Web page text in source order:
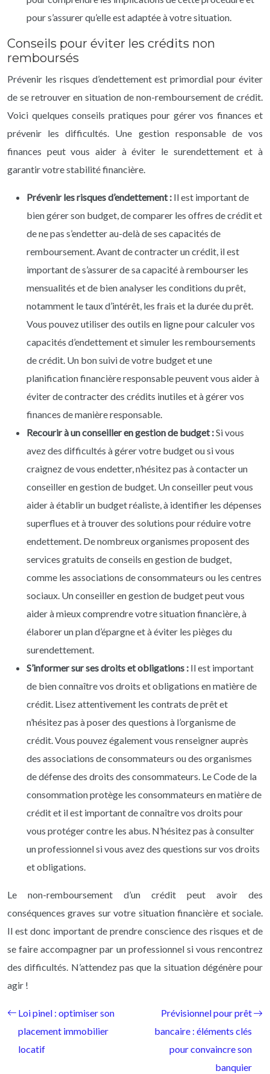
pour s’assurer qu’elle est adaptée à votre situation.
Conseils pour éviter les crédits non
remboursés
Prévenir les risques d’endettement est primordial pour éviter
de se retrouver en situation de non-remboursement de crédit.
Voici quelques conseils pratiques pour gérer vos finances et
prévenir les difficultés. Une gestion responsable de vos
finances peut vous aider à éviter le surendettement et à
garantir votre stabilité financière.
Prévenir les risques d’endettement : Il est important de
bien gérer son budget, de comparer les offres de crédit et
de ne pas s’endetter au-delà de ses capacités de
remboursement. Avant de contracter un crédit, il est
important de s’assurer de sa capacité à rembourser les
mensualités et de bien analyser les conditions du prêt,
notamment le taux d’intérêt, les frais et la durée du prêt.
Vous pouvez utiliser des outils en ligne pour calculer vos
capacités d’endettement et simuler les remboursements
de crédit. Un bon suivi de votre budget et une
planification financière responsable peuvent vous aider à
éviter de contracter des crédits inutiles et à gérer vos
finances de manière responsable.
Recourir à un conseiller en gestion de budget :Si vous
avez des difficultés à gérer votre budget ou si vous
craignez de vous endetter, n’hésitez pas à contacter un
conseiller en gestion de budget. Un conseiller peut vous
aider à établir un budget réaliste, à identifier les dépenses
superflues et à trouver des solutions pour réduire votre
endettement. De nombreux organismes proposent des
services gratuits de conseils en gestion de budget,
comme les associations de consommateurs ou les centres
sociaux. Un conseiller en gestion de budget peut vous
aider à mieux comprendre votre situation financière, à
élaborer un plan d’épargne et à éviter les pièges du
surendettement.
S’informer sur ses droits et obligations : Il est important
de bien connaître vos droits et obligations en matière de
crédit. Lisez attentivement les contrats de prêt et
n’hésitez pas à poser des questions à l’organisme de
crédit. Vous pouvez également vous renseigner auprès
des associations de consommateurs ou des organismes
de défense des droits des consommateurs. Le Code de la
consommation protège les consommateurs en matière de
crédit et il est important de connaître vos droits pour
vous protéger contre les abus. N’hésitez pas à consulter
un professionnel si vous avez des questions sur vos droits
et obligations.
Le non-remboursement d’un crédit peut avoir des
conséquences graves sur votre situation financière et sociale.
Il est donc important de prendre conscience des risques et de
se faire accompagner par un professionnel si vous rencontrez
des difficultés. N’attendez pas que la situation dégénère pour
agir !
Loi pinel : optimiser son
placement immobilier
locatif
Prévisionnel pour prêt
bancaire : éléments clés
pour convaincre son
banquier